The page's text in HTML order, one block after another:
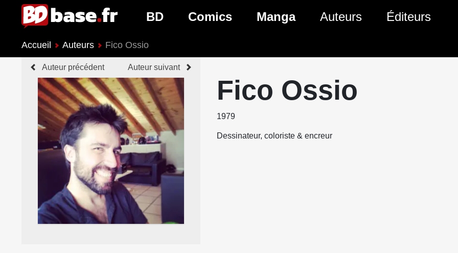
BD
Prochaines sorties BD
Genres BD
Comics
Genres Comics
Manga
Genres Manga
Auteurs Éditeurs
Accueil Auteurs Fico Ossio
Auteur précédent Auteur suivant
Fico Ossio
1979
Dessinateur, coloriste & encreur